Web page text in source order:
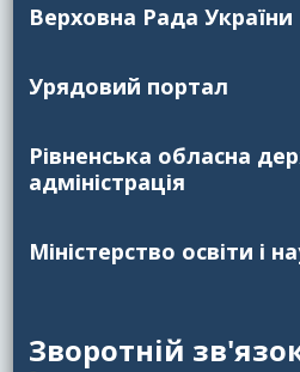
Верховна Рада України
Урядовий портал
Рівненська обласна
адміністрація
Міністерство освіти і
Зворотній